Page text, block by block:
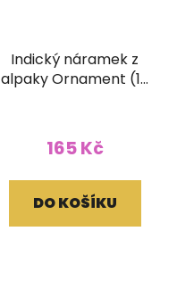
Indický náramek z
alpaky Ornament (10
hodnocení
je
5,0
165 Kč
DO KOŠÍKU